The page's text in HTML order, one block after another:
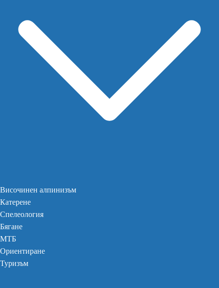
Височинен алпинизъм
Катерене
Спелеология
Бягане
МТБ
Ориентиране
Туризъм